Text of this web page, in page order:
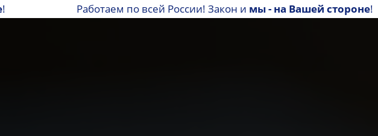
Работаем по всей России! Закон и мы - на Вашей стороне!
!